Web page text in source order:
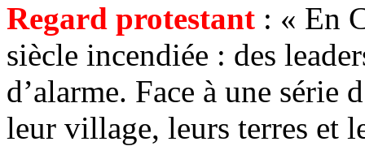
Regard protestant : « En
siècle incendiée : des
d’alarme. Face à une série
leur village, leurs terres et